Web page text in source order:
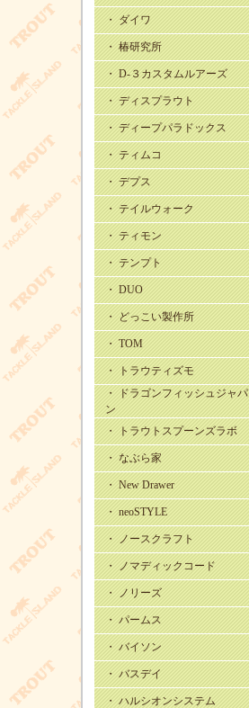
・ ダイワ
・ 椿研究所
・ D-３カスタムルアーズ
・ ディスプラウト
・ ディープパラドックス
・ ティムコ
・ デプス
・ テイルウォーク
・ ティモン
・ テンプト
・ DUO
・ どっこい製作所
・ TOM
・ トラウティズモ
・ ドラゴンフィッシュジャパ
ン
・ トラウトスプーンズラボ
・ なぶら家
・ New Drawer
・ neoSTYLE
・ ノースクラフト
・ ノマディックコード
・ ノリーズ
・ パームス
・ バイソン
・ バスデイ
・ ハルシオンシステム